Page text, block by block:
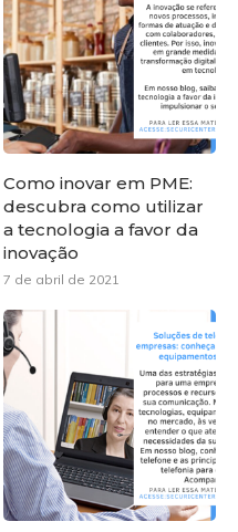
Como inovar em PME:
descubra como utilizar
a tecnologia a favor da
inovação
7 de abril de 2021